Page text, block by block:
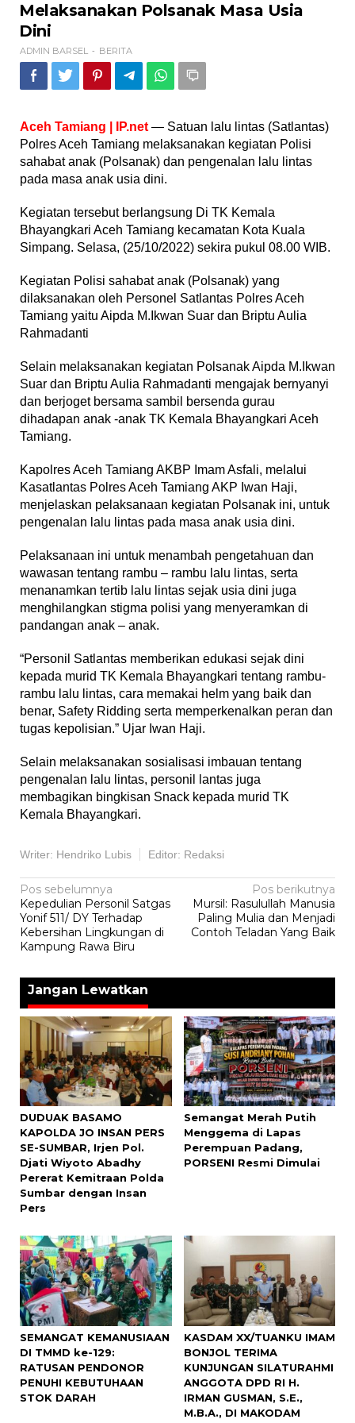
Polsanak
Masa
Dini
Melaksanakan Polsanak Masa Usia
Dini
ADMIN BARSEL - BERITA
Aceh Tamiang | IP.net — Satuan lalu lintas (Satlantas)
Polres Aceh Tamiang melaksanakan kegiatan Polisi
sahabat anak (Polsanak) dan pengenalan lalu lintas
pada masa anak usia dini.
Kegiatan tersebut berlangsung Di TK Kemala
Bhayangkari Aceh Tamiang kecamatan Kota Kuala
Simpang. Selasa, (25/10/2022) sekira pukul 08.00 WIB.
Kegiatan Polisi sahabat anak (Polsanak) yang
dilaksanakan oleh Personel Satlantas Polres Aceh
Tamiang yaitu Aipda M.Ikwan Suar dan Briptu Aulia
Rahmadanti
Selain melaksanakan kegiatan Polsanak Aipda M.Ikwan
Suar dan Briptu Aulia Rahmadanti mengajak bernyanyi
dan berjoget bersama sambil bersenda gurau
dihadapan anak -anak TK Kemala Bhayangkari Aceh
Tamiang.
Kapolres Aceh Tamiang AKBP Imam Asfali, melalui
Kasatlantas Polres Aceh Tamiang AKP Iwan Haji,
menjelaskan pelaksanaan kegiatan Polsanak ini, untuk
pengenalan lalu lintas pada masa anak usia dini.
Pelaksanaan ini untuk menambah pengetahuan dan
wawasan tentang rambu – rambu lalu lintas, serta
menanamkan tertib lalu lintas sejak usia dini juga
menghilangkan stigma polisi yang menyeramkan di
pandangan anak – anak.
“Personil Satlantas memberikan edukasi sejak dini
kepada murid TK Kemala Bhayangkari tentang rambu-
rambu lalu lintas, cara memakai helm yang baik dan
benar, Safety Ridding serta memperkenalkan peran dan
tugas kepolisian.” Ujar Iwan Haji.
Selain melaksanakan sosialisasi imbauan tentang
pengenalan lalu lintas, personil lantas juga
membagikan bingkisan Snack kepada murid TK
Kemala Bhayangkari.
Writer: Hendriko Lubis Editor: Redaksi
Navigasi
pos
Pos sebelumnya
Kepedulian Personil Satgas
Yonif 511/ DY Terhadap
Kebersihan Lingkungan di
Kampung Rawa Biru
Pos berikutnya
Mursil: Rasulullah Manusia
Paling Mulia dan Menjadi
Contoh Teladan Yang Baik
Jangan Lewatkan
DUDUAK BASAMO
KAPOLDA JO INSAN PERS
SE-SUMBAR, Irjen Pol.
Djati Wiyoto Abadhy
Pererat Kemitraan Polda
Sumbar dengan Insan
Pers
Semangat Merah Putih
Menggema di Lapas
Perempuan Padang,
PORSENI Resmi Dimulai
SEMANGAT KEMANUSIAAN
DI TMMD ke-129:
RATUSAN PENDONOR
PENUHI KEBUTUHAAN
STOK DARAH
KASDAM XX/TUANKU IMAM
BONJOL TERIMA
KUNJUNGAN SILATURAHMI
ANGGOTA DPD RI H.
IRMAN GUSMAN, S.E.,
M.B.A., DI MAKODAM